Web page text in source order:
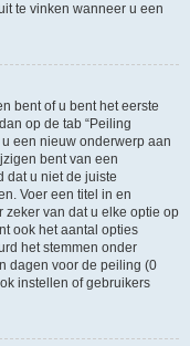
te vinken wanneer u een
bent of u bent het eerste
op de tab “Peiling
een nieuw onderwerp aan
bent van een
dat u niet de juiste
Voer een titel in en
zeker van dat u elke optie op
ook het aantal opties
het stemmen onder
dagen voor de peiling (0
instellen of gebruikers